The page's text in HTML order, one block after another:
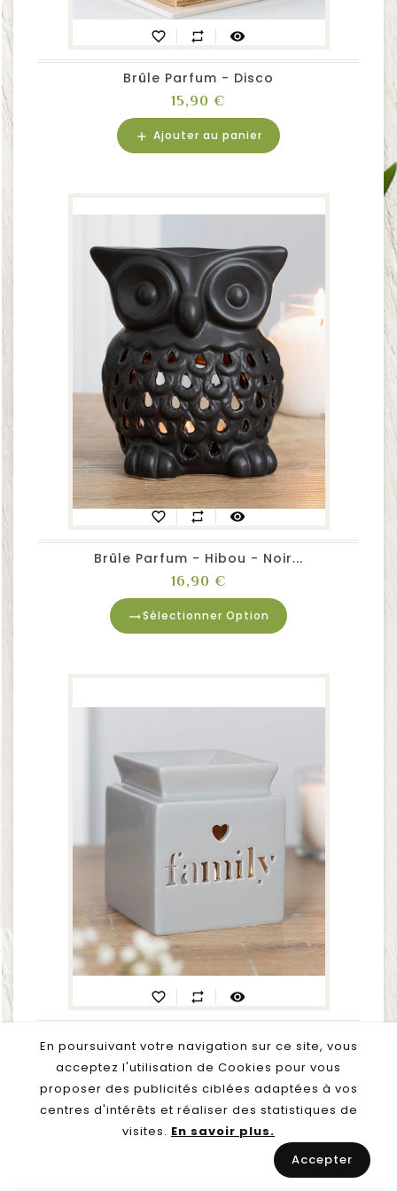
favorite_border repeat visibility
Brûle Parfum - Disco
Prix
15,90 €
add Ajouter au panier
favorite_border repeat visibility
Brûle Parfum - Hibou - Noir...
Prix
16,90 €
trending_flatSélectionner Option
favorite_border repeat visibility
Brûle Parfum - FAMILY
Prix
17,90 €
shopping_cart out of stock
En poursuivant votre navigation sur ce site, vous
acceptez l'utilisation de Cookies pour vous
proposer des publicités ciblées adaptées à vos
centres d'intérêts et réaliser des statistiques de
visites. En savoir plus.
Accepter